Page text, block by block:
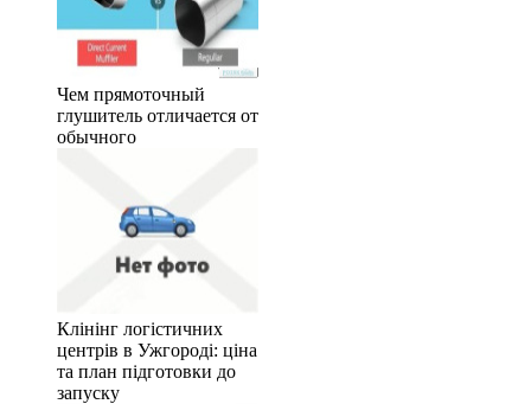
Чем прямоточный
глушитель отличается от
обычного
Клінінг логістичних
центрів в Ужгороді: ціна
та план підготовки до
запуску